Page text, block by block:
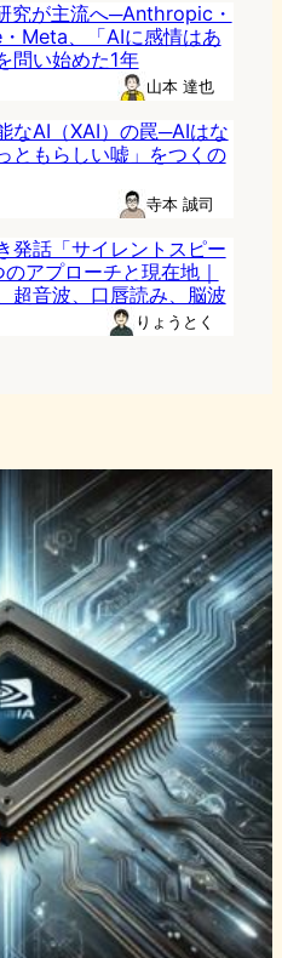
究が主流へ─Anthropic・
Meta、「AIに感情はあ
問い始めた1年
山本 達也
なAI（XAI）の罠─AIはな
ともらしい嘘」をつくの
寺本 誠司
発話「サイレントスピー
アプローチと現在地｜
超音波、口唇読み、脳波
りょうとく